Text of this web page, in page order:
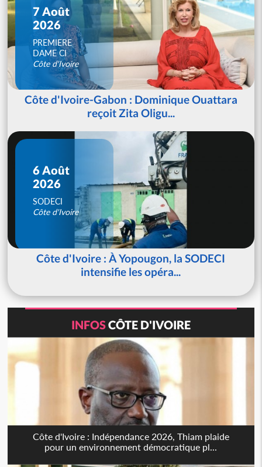
7 Août
2026
PREMIERE
DAME CI
Côte d'Ivoire
Côte d'Ivoire-Gabon : Dominique Ouattara
reçoit Zita Oligu...
6 Août
2026
SODECI
Côte d'Ivoire
Côte d'Ivoire : À Yopougon, la SODECI
intensifie les opéra...
INFOSCÔTE D'IVOIRE
Côte d'Ivoire : Indépendance 2026, Thiam plaide
pour un environnement démocratique pl...